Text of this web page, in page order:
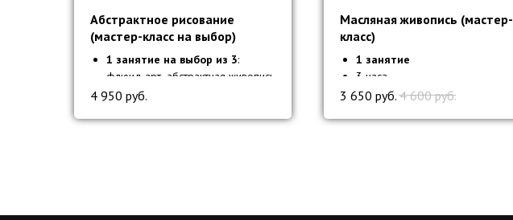
Абстрактное рисование
(мастер-класс на выбор)
1 занятие на выбор из 3:
флюид арт, абстрактная живопись
маслом или интерьерная
2-3 часа
4 950 руб.
Масляная живопись (мастер-
класс)
1 занятие
3 часа
Все материалы включены
3 650 руб. 4 600 руб.